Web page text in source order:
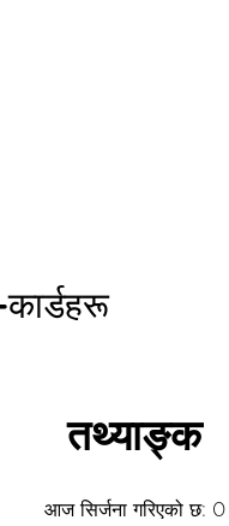
तथ्याङ्क
आज सिर्जना गरिएको छ: 0